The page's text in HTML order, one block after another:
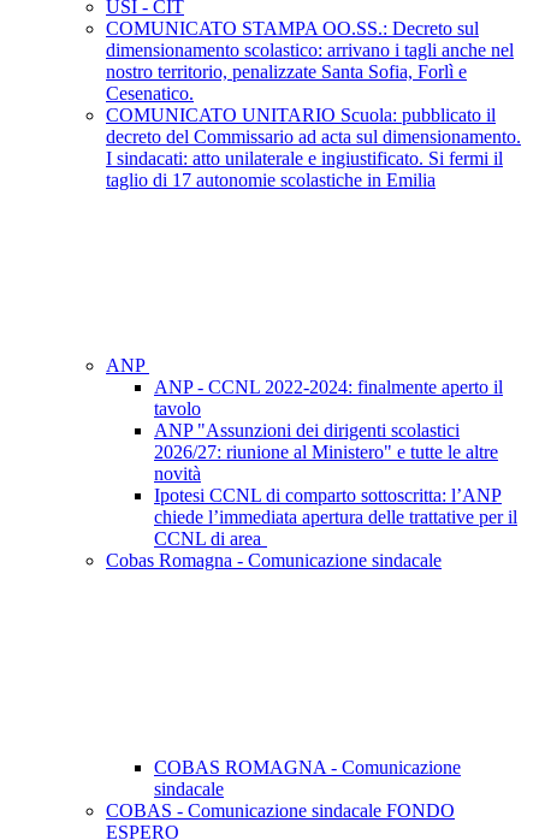
USI - CIT
COMUNICATO STAMPA OO.SS.: Decreto sul
dimensionamento scolastico: arrivano i tagli anche nel
nostro territorio, penalizzate Santa Sofia, Forlì e
Cesenatico.
COMUNICATO UNITARIO Scuola: pubblicato il
decreto del Commissario ad acta sul dimensionamento.
I sindacati: atto unilaterale e ingiustificato. Si fermi il
taglio di 17 autonomie scolastiche in Emilia
ANP
ANP - CCNL 2022-2024: finalmente aperto il
tavolo
ANP "Assunzioni dei dirigenti scolastici
2026/27: riunione al Ministero" e tutte le altre
novità
Ipotesi CCNL di comparto sottoscritta: l’ANP
chiede l’immediata apertura delle trattative per il
CCNL di area
Cobas Romagna - Comunicazione sindacale
COBAS ROMAGNA - Comunicazione
sindacale
COBAS - Comunicazione sindacale FONDO
ESPERO